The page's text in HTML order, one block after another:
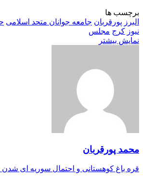
برچسب ها
البرز پورقربان جامعه جوانان متحد اسلامی
نیوز کرج مجلس
نمایش بیشتر
محمد پورقربان
قره باغ کوهستانی و احتمال سوریه ای شدن